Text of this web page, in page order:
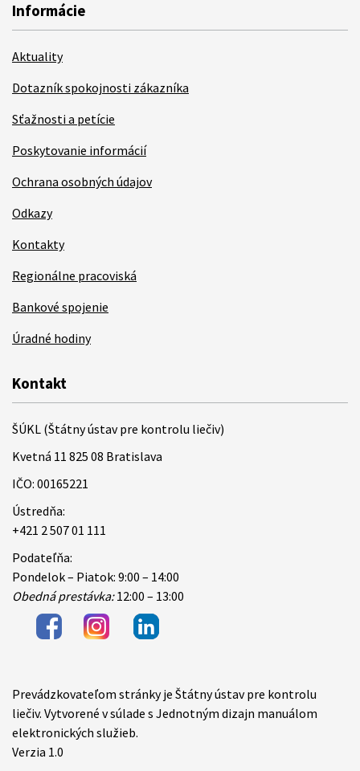
Informácie
Aktuality
Dotazník spokojnosti zákazníka
Sťažnosti a petície
Poskytovanie informácií
Ochrana osobných údajov
Odkazy
Kontakty
Regionálne pracoviská
Bankové spojenie
Úradné hodiny
Kontakt
ŠÚKL (Štátny ústav pre kontrolu liečiv)
Kvetná 11 825 08 Bratislava
IČO: 00165221
Ústredňa:
+421 2 507 01 111
Podateľňa:
Pondelok – Piatok: 9:00 – 14:00
Obedná prestávka:12:00 – 13:00
Items
Prevádzkovateľom stránky je Štátny ústav pre kontrolu
liečiv. Vytvorené v súlade s Jednotným dizajn manuálom
elektronických služieb.
Verzia 1.0